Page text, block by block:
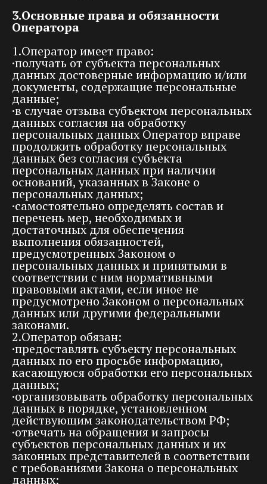
3.Основные права и обязанности
Оператора
1.Оператор имеет право:
·получать от субъекта персональных
данных достоверные информацию и/или
документы, содержащие персональные
данные;
·в случае отзыва субъектом персональных
данных согласия на обработку
персональных данных Оператор вправе
продолжить обработку персональных
данных без согласия субъекта
персональных данных при наличии
оснований, указанных в Законе о
персональных данных;
·самостоятельно определять состав и
перечень мер, необходимых и
достаточных для обеспечения
выполнения обязанностей,
предусмотренных Законом о
персональных данных и принятыми в
соответствии с ним нормативными
правовыми актами, если иное не
предусмотрено Законом о персональных
данных или другими федеральными
законами.
2.Оператор обязан:
·предоставлять субъекту персональных
данных по его просьбе информацию,
касающуюся обработки его персональных
данных;
·организовывать обработку персональных
данных в порядке, установленном
действующим законодательством РФ;
·отвечать на обращения и запросы
субъектов персональных данных и их
законных представителей в соответствии
с требованиями Закона о персональных
данных;